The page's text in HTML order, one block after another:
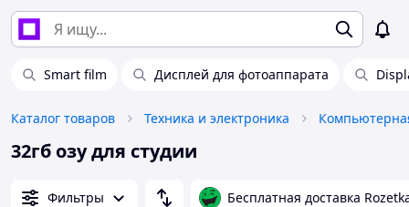
Smart film Дисплей для фотоаппарата
Каталог товаров Техника и электроника
32гб озу для студии
Фильтры Бесплатная доставка